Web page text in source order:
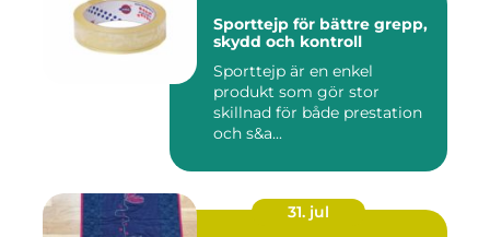
Sporttejp för bättre grepp,
skydd och kontroll
Sporttejp är en enkel
produkt som gör stor
skillnad för både prestation
och s&a...
31. jul